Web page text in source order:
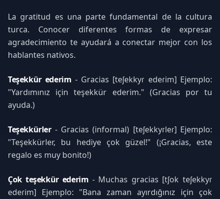
La gratitud es una parte fundamental de la cultura
turca. Conocer diferentes formas de expresar
agradecimiento te ayudará a conectar mejor con los
hablantes nativos.
Teşekkür ederim - Gracias [teʃekkyɾ edeɾim] Ejemplo:
"Yardımınız için teşekkür ederim." (Gracias por tu
ayuda.)
Teşekkürler- Gracias (informal) [teʃekkyɾleɾ] Ejemplo:
"Teşekkürler, bu hediye çok güzel!" (¡Gracias, este
regalo es muy bonito!)
Çok teşekkür ederim - Muchas gracias [tʃok teʃekkyɾ
edeɾim] Ejemplo: "Bana zaman ayırdığınız için çok